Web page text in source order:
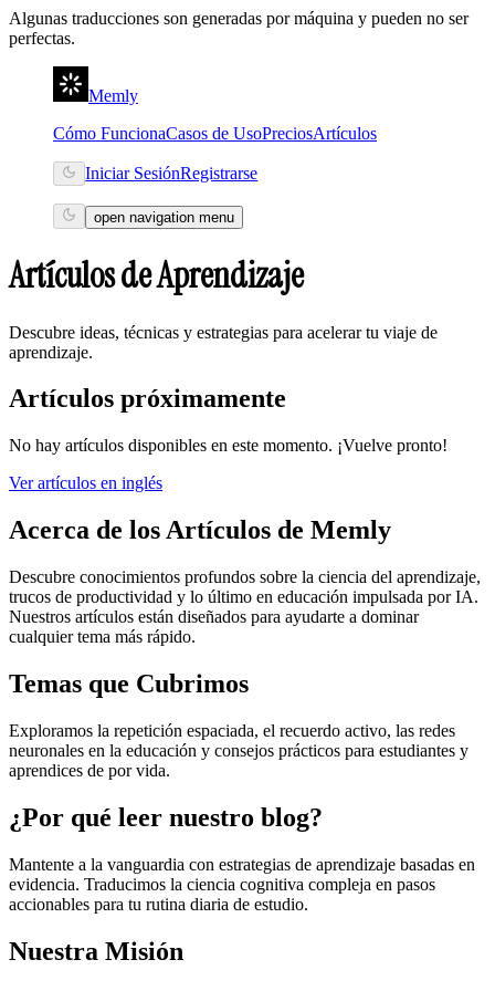
Algunas traducciones son generadas por máquina y pueden no ser
perfectas.
Memly
Cómo FuncionaCasos de UsoPreciosArtículos
Iniciar SesiónRegistrarse
open navigation menu
Artículos de Aprendizaje
Descubre ideas, técnicas y estrategias para acelerar tu viaje de
aprendizaje.
Artículos próximamente
No hay artículos disponibles en este momento. ¡Vuelve pronto!
Ver artículos en inglés
Acerca de los Artículos de Memly
Descubre conocimientos profundos sobre la ciencia del aprendizaje,
trucos de productividad y lo último en educación impulsada por IA.
Nuestros artículos están diseñados para ayudarte a dominar
cualquier tema más rápido.
Temas que Cubrimos
Exploramos la repetición espaciada, el recuerdo activo, las redes
neuronales en la educación y consejos prácticos para estudiantes y
aprendices de por vida.
¿Por qué leer nuestro blog?
Mantente a la vanguardia con estrategias de aprendizaje basadas en
evidencia. Traducimos la ciencia cognitiva compleja en pasos
accionables para tu rutina diaria de estudio.
Nuestra Misión